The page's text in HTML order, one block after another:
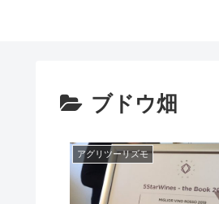
ブドウ畑
アグリツーリズモ